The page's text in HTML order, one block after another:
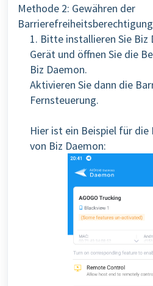
Methode 2: Gewähren der
Barrierefreiheitsberechtigung
1. Bitte installieren Sie Biz
Gerät und öffnen Sie die
Biz Daemon.
Aktivieren Sie dann die
Fernsteuerung.
Hier ist ein Beispiel für
von Biz Daemon: